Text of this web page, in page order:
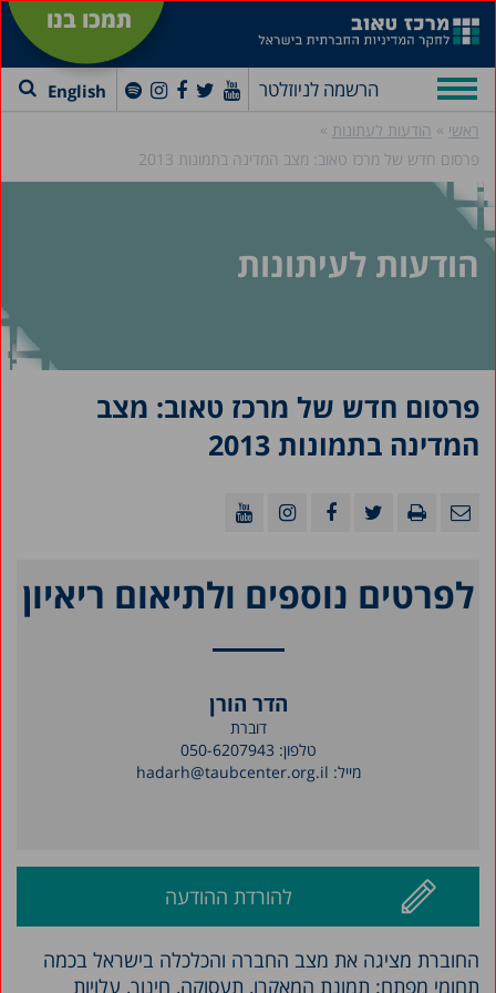
תמכו בנו
הרשמה לניוזלטר English
ראשי » הודעות לעתונות »
פרסום חדש של מרכז טאוב: מצב המדינה בתמונות 2013
הודעות לעיתונות
פרסום חדש של מרכז טאוב: מצב
המדינה בתמונות 2013
לפרטים נוספים ולתיאום ריאיון
הדר הורן
דוברת
טלפון: 050-6207943
מייל: hadarh@taubcenter.org.il
להורדת ההודעה
החוברת מציגה את מצב החברה והכלכלה בישראל בכמה
תחומי מפתח: תמונת המאקרו, תעסוקה, חינוך, עלויות